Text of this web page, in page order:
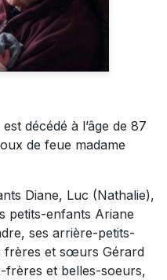
décédé à l’âge de 87
de feue madame
Diane, Luc (Nathalie),
petits-enfants Ariane
ses arrière-petits-
frères et sœurs Gérard
frères et belles-soeurs,